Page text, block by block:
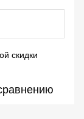
скидки